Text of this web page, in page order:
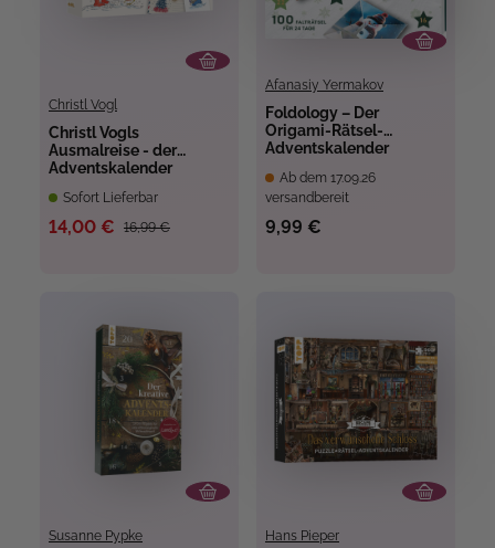
Christl Vogl
Christl Vogls
Ausmalreise - der
Adventskalender
Sofort Lieferbar
16,99 €
14,00 €
Afanasiy Yermakov
Foldology – Der
Origami-Rätsel-
Adventskalender
Ab dem 17.09.26
versandbereit
9,99 €
Susanne Pypke Hans Pieper